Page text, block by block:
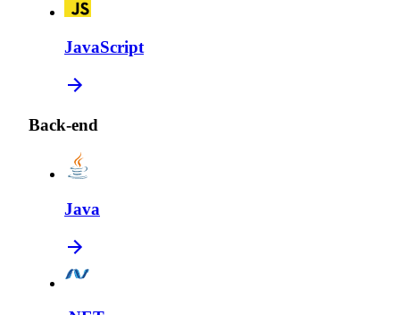
JavaScript
Back-end
Java